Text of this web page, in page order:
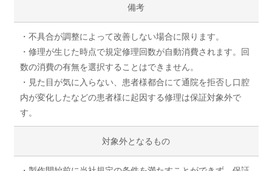
備考
・不具合が調整によって改善しない場合に限ります。
・修理が生じた時点で規定修理回数が自動消費されます。回
数の消費の有無を選択することはできません。
・見た目が気に入らない、患者様都合にて通院を拒否し口腔
内が変化したなどの患者様に起因する修理は保証対象外で
す。
対象外となるもの